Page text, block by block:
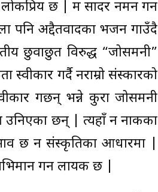
छ | म सादर नमन गर्न
पनि अद्दैतवादका भजन गाउँदै
छुवाछुत विरुद्ध “जोसमनी”
गर्दै नराम्रो संस्कारको
गर्छन् भन्ने कुरा जोसमनी
उनिएका छन् | त्यहाँ न नाकका
छ न संस्कृतिका आधारमा |
गर्न लायक छ |